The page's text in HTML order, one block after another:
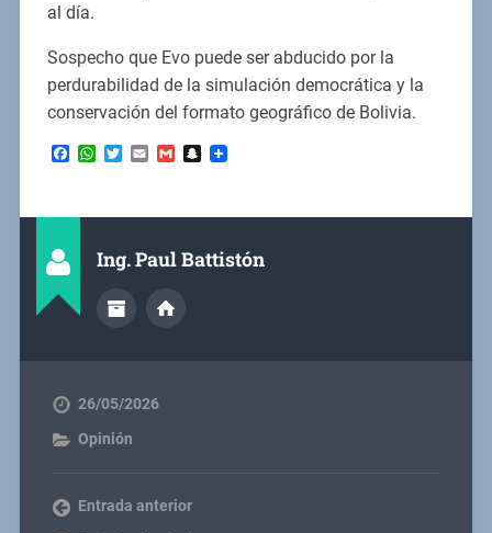
al día.
Sospecho que Evo puede ser abducido por la
perdurabilidad de la simulación democrática y la
conservación del formato geográfico de Bolivia.
Facebook
WhatsApp
Twitter
EmailGmailSnapchat
Ing. Paul Battistón
26/05/2026
Opinión
Entrada anterior